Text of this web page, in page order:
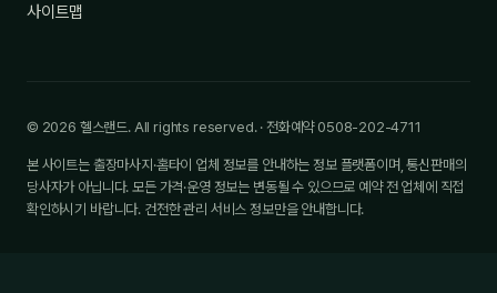
사이트맵
© 2026 헬스랜드. All rights reserved. · 전화예약 0508-202-4711
본 사이트는 출장마사지·홈타이 업체 정보를 안내하는 정보 플랫폼이며, 통신판매의
당사자가 아닙니다. 모든 가격·운영 정보는 변동될 수 있으므로 예약 전 업체에 직접
확인하시기 바랍니다. 건전한 관리 서비스 정보만을 안내합니다.